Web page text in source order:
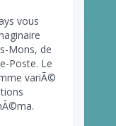
vous
Mons, de
Poste. Le
variÃ©